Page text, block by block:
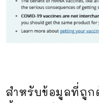
สำหรับข้อมูลที่ถูก